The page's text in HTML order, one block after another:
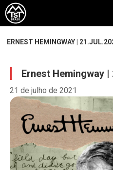
ERNEST HEMINGWAY |
Ernest Hemingway |
21 de julho de 2021